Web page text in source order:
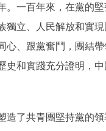
一百年來，在黨的堅
立、人民解放和實
、跟黨奮鬥，團結
和實踐充分證明，
了共青團堅持黨的領